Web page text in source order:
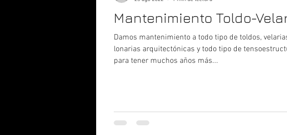
Mantenimiento Toldo-
Damos mantenimiento a todo tipo de toldos,
lonarias arquitectónicas y todo tipo de
para tener muchos años más...